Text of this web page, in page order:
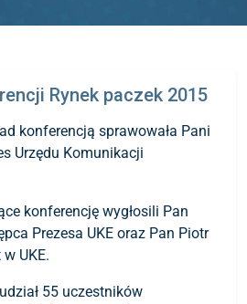
Rynek paczek 2015
konferencją sprawowała Pani
Urzędu Komunikacji
konferencję wygłosili Pan
Prezesa UKE oraz Pan Piotr
UKE.
55 uczestników